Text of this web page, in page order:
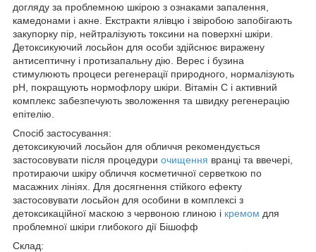
догляду за проблемною шкірою з ознаками запалення,
камедонами і акне. Екстракти ялівцю і звіробою запобігають
закупорку пір, нейтралізують токсини на поверхні шкіри.
Детоксикуючий лосьйон для особи здійснює виражену
антисептичну і протизапальну дію. Верес і бузина
стимулюють процеси регенерації природного, нормалізують
pH, покращують нормофлору шкіри. Вітамін С і активний
комплекс забезпечують зволоження та швидку регенерацію
епітелію.
Спосіб застосування:
детоксикуючий лосьйон для обличчя рекомендується
застосовувати після процедури очищення вранці та ввечері,
протираючи шкіру обличчя косметичної серветкою по
масажних лініях. Для досягнення стійкого ефекту
застосовувати лосьйон для особини в комплексі з
детоксикаційної маскою з червоною глиною і кремом для
проблемної шкіри глибокого дії Бішофф
Склад: